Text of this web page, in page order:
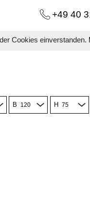
Cookies einverstanden.
+49 40
B H